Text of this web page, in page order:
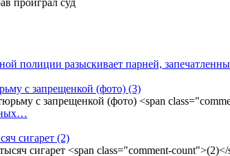
полиции разыскивает парней,
с запрещенкой (фото) (3)
сигарет (2)